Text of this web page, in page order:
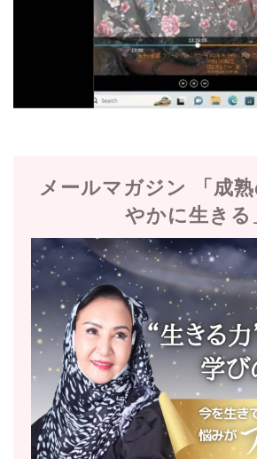
メールマガジン 「成
やかに生きる